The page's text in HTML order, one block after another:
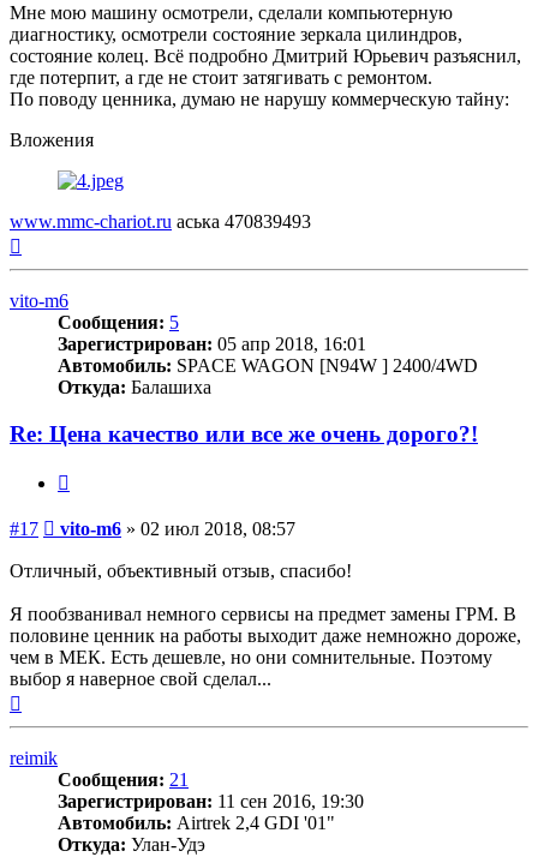
Мне мою машину осмотрели, сделали компьютерную
диагностику, осмотрели состояние зеркала цилиндров,
состояние колец. Всё подробно Дмитрий Юрьевич разъяснил,
где потерпит, а где не стоит затягивать с ремонтом.
По поводу ценника, думаю не нарушу коммерческую тайну:
Вложения
www.mmc-chariot.ru аська 470839493
vito-m6
Сообщения: 5
Зарегистрирован: 05 апр 2018, 16:01
Автомобиль: SPACE WAGON [N94W ] 2400/4WD
Откуда: Балашиха
Re: Цена качество или все же очень дорого?!
#17 Сообщение
vito-m6 » 02 июл 2018, 08:57
Отличный, объективный отзыв, спасибо!
Я пообзванивал немного сервисы на предмет замены ГРМ. В
половине ценник на работы выходит даже немножно дороже,
чем в МЕК. Есть дешевле, но они сомнительные. Поэтому
выбор я наверное свой сделал...
reimik
Сообщения: 21
Зарегистрирован: 11 сен 2016, 19:30
Автомобиль: Airtrek 2,4 GDI '01"
Откуда: Улан-Удэ